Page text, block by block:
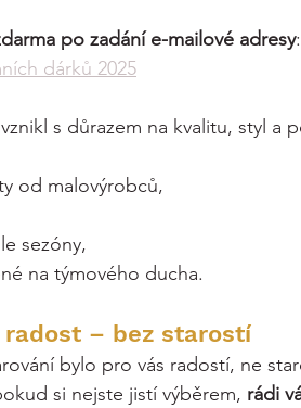
po zadání e-mailové adresy:
dárků 2025
s důrazem na kvalitu, styl a
od malovýrobců,
sezóny,
na týmového ducha.
– bez starostí
bylo pro vás radostí, ne
si nejste jistí výběrem, rádi